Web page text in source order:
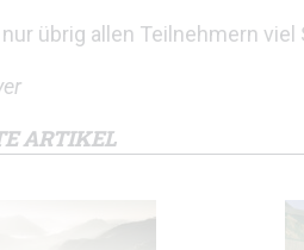
übrig allen Teilnehmern
ARTIKEL